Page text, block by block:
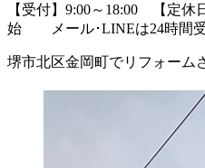
【受付】9:00～18:00 【定休
始 メール･LINEは24時間受
堺市北区金岡町でリフォーム